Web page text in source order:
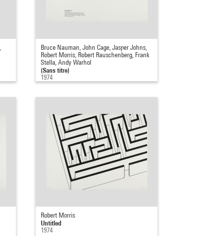
Bruce Nauman, John Cage, Jasper Johns,
Robert Morris, Robert Rauschenberg, Frank
Stella, Andy Warhol
(Sans titre)
1974
Robert Morris
Untitled
1974